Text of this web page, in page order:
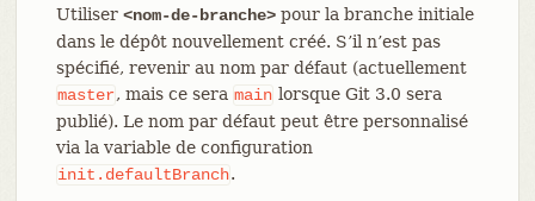
Utiliser <nom-de-branche>pour la branche initiale
dans le dépôt nouvellement créé. S’il n’est pas
spécifié, revenir au nom par défaut (actuellement
master, mais ce sera main lorsque Git 3.0 sera
publié). Le nom par défaut peut être personnalisé
via la variable de configuration
init.defaultBranch.